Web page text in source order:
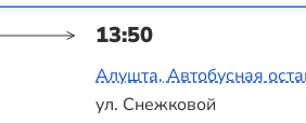
13:50
Алушта, Автобусная
ул. Снежковой